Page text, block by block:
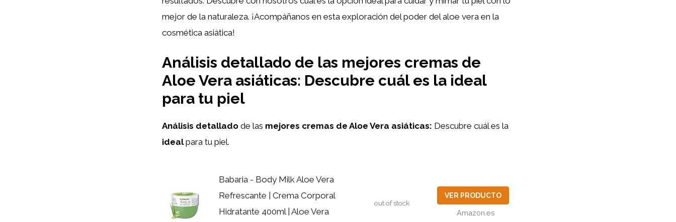
mejor de la naturaleza. ¡Acompáñanos en esta exploración del poder del aloe vera en la
cosmética asiática!
Análisis detallado de las mejores cremas de
Aloe Vera asiáticas: Descubre cuál es la ideal
para tu piel
Análisis detallado de las mejores cremas de Aloe Vera asiáticas: Descubre cuál es la
idealpara tu piel.
Babaria - Body Milk Aloe Vera
Refrescante | Crema Corporal
Hidratante 400ml | Aloe Vera
out of stock
VER PRODUCTO
Amazon.es